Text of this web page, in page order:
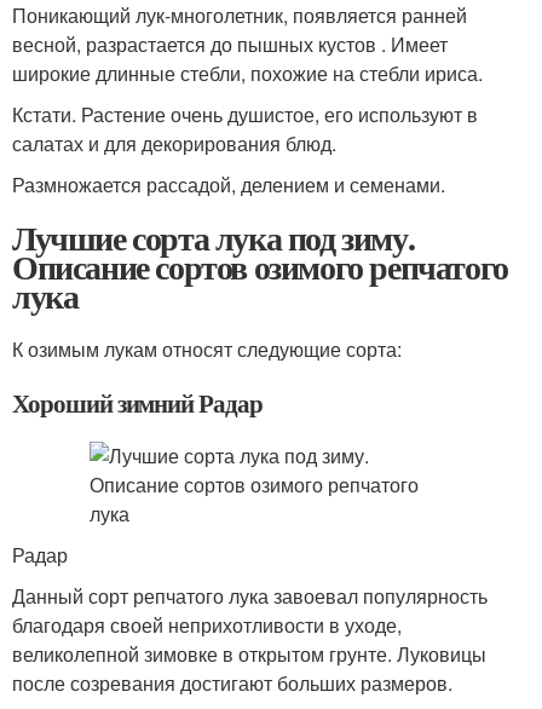
Поникающий лук-многолетник, появляется ранней
весной, разрастается до пышных кустов . Имеет
широкие длинные стебли, похожие на стебли ириса.
Кстати. Растение очень душистое, его используют в
салатах и для декорирования блюд.
Размножается рассадой, делением и семенами.
Лучшие сорта лука под зиму.
Описание сортов озимого репчатого
лука
К озимым лукам относят следующие сорта:
Хороший зимний Радар
Радар
Данный сорт репчатого лука завоевал популярность
благодаря своей неприхотливости в уходе,
великолепной зимовке в открытом грунте. Луковицы
после созревания достигают больших размеров.